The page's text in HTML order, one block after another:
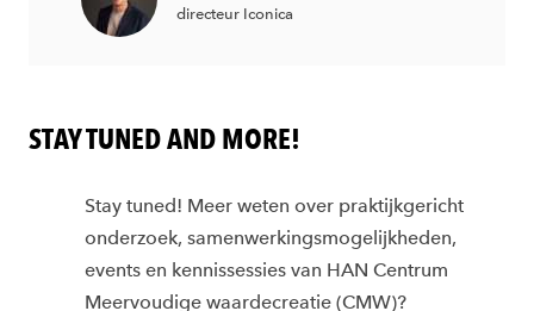
directeur Iconica
STAY TUNED AND MORE!
Stay tuned! Meer weten over praktijkgericht
onderzoek, samenwerkingsmogelijkheden,
events en kennissessies van HAN Centrum
Meervoudige waardecreatie (CMW)?